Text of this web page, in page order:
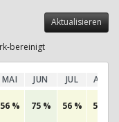
bereinigt
MAI JUN JUL AUG
56 % 75 % 56 % 53 %